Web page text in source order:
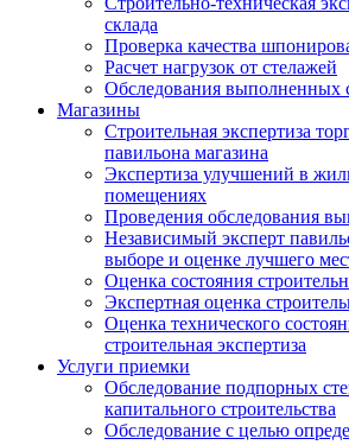
склада
Проверка качества
Расчет нагрузок от стелажей
Обследования выполненных
Магазины
Строительная экспертиза
павильона магазина
Экспертиза улучшений в
помещениях
Проведения обследования
Независимый эксперт
выборе и оценке лучшего
Оценка состояния
Экспертная оценка
Оценка технического
строительная экспертиза
Услуги приемки
Обследование подпорных
капитального строительства
Обследование с целью